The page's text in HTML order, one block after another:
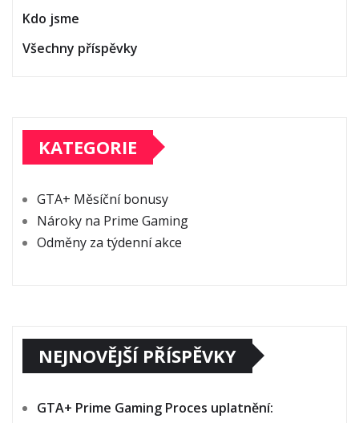
Kdo jsme
Všechny příspěvky
KATEGORIE
GTA+ Měsíční bonusy
Nároky na Prime Gaming
Odměny za týdenní akce
NEJNOVĚJŠÍ PŘÍSPĚVKY
GTA+ Prime Gaming Proces uplatnění: